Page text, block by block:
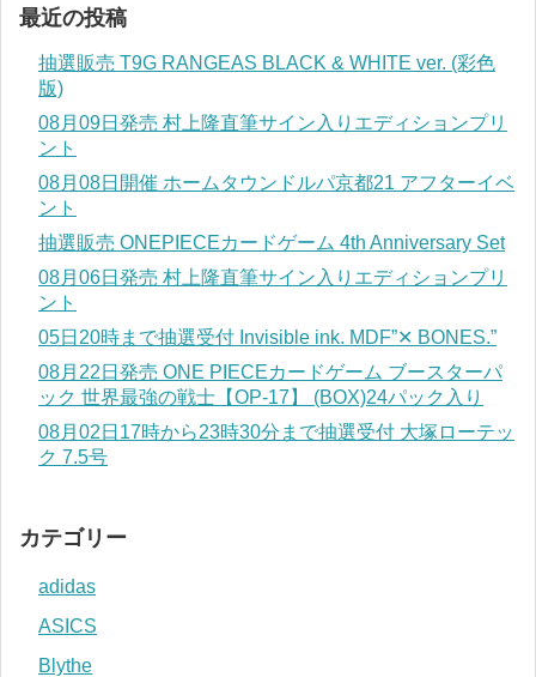
最近の投稿
抽選販売 T9G RANGEAS BLACK & WHITE ver. (彩色
版)
08月09日発売 村上隆直筆サイン入りエディションプリ
ント
08月08日開催 ホームタウンドルパ京都21 アフターイベ
ント
抽選販売 ONEPIECEカードゲーム 4th Anniversary Set
08月06日発売 村上隆直筆サイン入りエディションプリ
ント
05日20時まで抽選受付 Invisible ink. MDF”✕ BONES.”
08月22日発売 ONE PIECEカードゲーム ブースターパ
ック 世界最強の戦士【OP-17】 (BOX)24パック入り
08月02日17時から23時30分まで抽選受付 大塚ローテッ
ク 7.5号
カテゴリー
adidas
ASICS
Blythe